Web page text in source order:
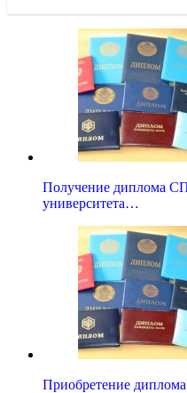
Получение диплома
университета…
Приобретение